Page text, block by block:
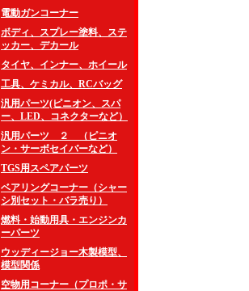
電動ガンコーナー
ボディ、スプレー塗料、ステ
ッカー、デカール
タイヤ、インナー、ホイール
工具、ケミカル、RCバッグ
汎用パーツ(ピニオン、スパ
ー、LED、コネクターなど）
汎用パーツ ２ （ピニオ
ン・サーボセイバーなど）
TGS用スペアパーツ
ベアリングコーナー（シャー
シ別セット・バラ売り）
燃料・始動用具・エンジンカ
ーパーツ
ウッディージョー木製模型、
模型関係
空物用コーナー（プロポ・サ